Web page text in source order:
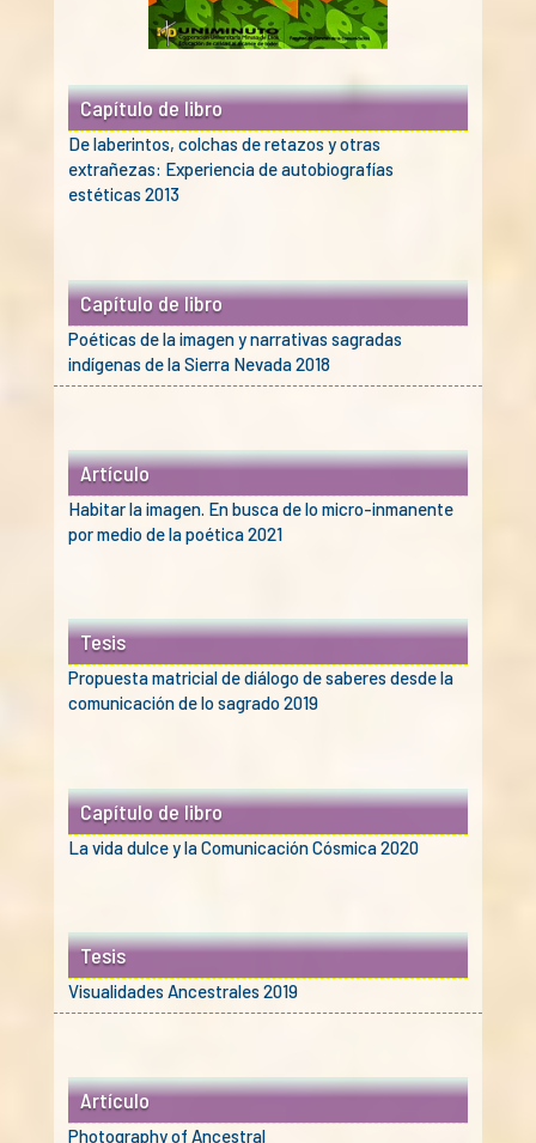
Capítulo de libro
De laberintos, colchas de retazos y otras
extrañezas: Experiencia de autobiografías
estéticas 2013
Capítulo de libro
Poéticas de la imagen y narrativas sagradas
indígenas de la Sierra Nevada 2018
Artículo
Habitar la imagen. En busca de lo micro-inmanente
por medio de la poética 2021
Tesis
Propuesta matricial de diálogo de saberes desde la
comunicación de lo sagrado 2019
Capítulo de libro
La vida dulce y la Comunicación Cósmica 2020
Tesis
Visualidades Ancestrales 2019
Artículo
Photography of Ancestral